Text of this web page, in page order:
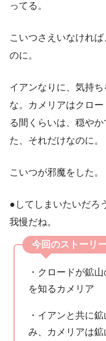
ってる。
こいつさえいなけれ
のに。
イアンなりに、気持
な。カメリアはクロ
る間くらいは、穏や
た、それだけなのに。
こいつが邪魔をした。
●してしまいたいだろ
我慢だね。
今回のストーリ
・クロードが鉱
を知るカメリア
・イアンと共に
み、カメリアは鉱